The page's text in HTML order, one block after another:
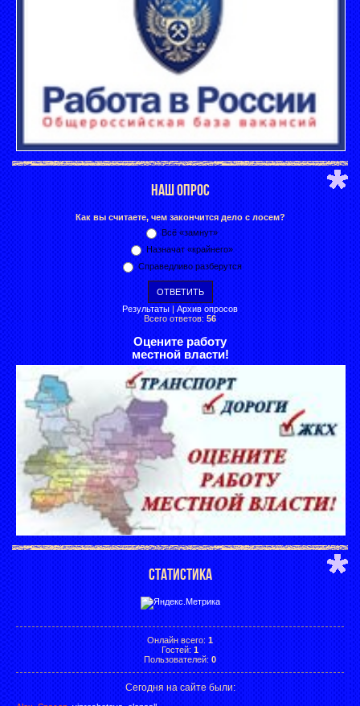
НАШ ОПРОС
Как вы считаете, чем закончится дело с лосем?
Всё «замнут»
Назначат «крайнего»
Справедливо разберутся
Результаты | Архив опросов
Всего ответов: 56
Оцените работу
местной власти!
СТАТИСТИКА
Онлайн всего: 1
Гостей: 1
Пользователей: 0
Сегодня на сайте были: